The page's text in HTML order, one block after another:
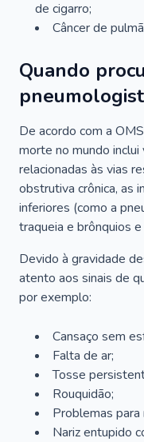
de cigarro;
Câncer de
Quando
De acordo com a
morte no mundo
relacionadas às vias
obstrutiva crônica, as
inferiores (como a
traqueia e brônquios
Devido à gravidade
atento aos sinais de
por exemplo:
Cansaço sem
Falta de ar;
Tosse
Rouquidão;
Problemas para
Nariz entupido